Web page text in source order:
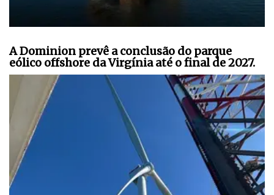
A Dominion prevê a conclusão do parque
eólico offshore da Virgínia até o final de 2027.